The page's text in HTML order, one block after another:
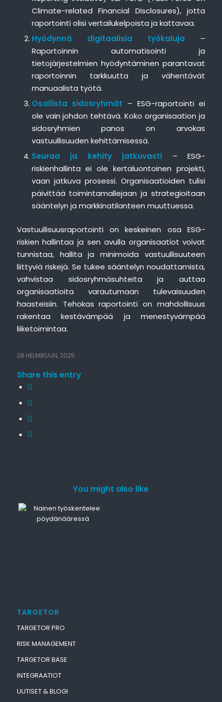
Climate-related Financial Disclosures), jotta
raportointi olisi vertailukelpoista ja kattavaa.
Hyödynnä digitaalisia työkaluja –
Raportoinnin automatisointi ja
tietojärjestelmien hyödyntäminen parantavat
raportoinnin tarkkuutta ja vähentävät
manuaalista työtä.
Osallista sidosryhmät – ESG-raportointi ei
ole vain johdon tehtävä. Koko organisaation ja
sidosryhmien panos on arvokas
vastuullisuuden kehittämisessä.
Seuraa ja kehity jatkuvasti – ESG-
riskienhallinta ei ole kertaluontoinen projekti,
vaan jatkuva prosessi. Organisaatioiden tulisi
päivittää toimintamallejaan ja strategioitaan
sääntelyn ja markkinatilanteen muuttuessa.
Vastuullisuusraportointi on keskeinen osa ESG-
riskien hallintaa ja sen avulla organisaatiot voivat
tunnistaa, hallita ja minimoida vastuullisuuteen
liittyviä riskejä. Se tukee sääntelyn noudattamista,
vahvistaa sidosryhmäsuhteita ja auttaa
organisaatioita varautumaan tulevaisuuden
haasteisiin. Tehokas raportointi on mahdollisuus
rakentaa kestävämpää ja menestyvämpää
liiketoimintaa.
28 HELMIKUUN, 2025
Share this entry
You might also like
TARGETOR
TARGETOR PRO
RISK MANAGEMENT
TARGETOR BASE
INTEGRAATIOT
UUTISET & BLOGI